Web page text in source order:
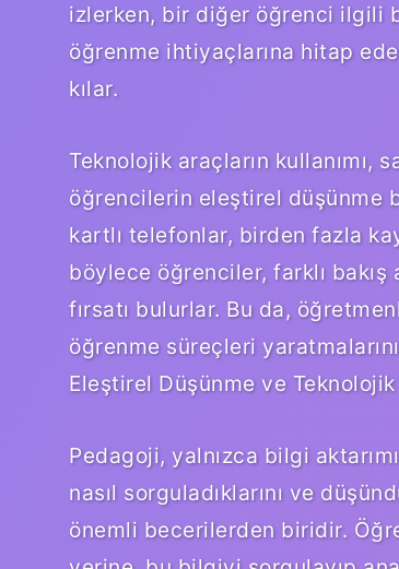
izlerken, bir diğer öğrenci ilgili
öğrenme ihtiyaçlarına hitap
kılar.
Teknolojik araçların kullanımı,
öğrencilerin eleştirel düşünme
kartlı telefonlar, birden fazla
böylece öğrenciler, farklı
fırsatı bulurlar. Bu da,
öğrenme süreçleri
Eleştirel Düşünme ve
Pedagoji, yalnızca bilgi
nasıl sorguladıklarını ve
önemli becerilerden biridir.